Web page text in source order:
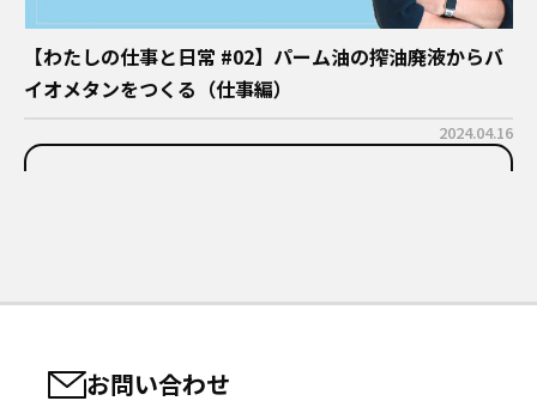
【わたしの仕事と日常 #02】パーム油の搾油廃液からバ
イオメタンをつくる（仕事編）
2024.04.16
お問い合わせ